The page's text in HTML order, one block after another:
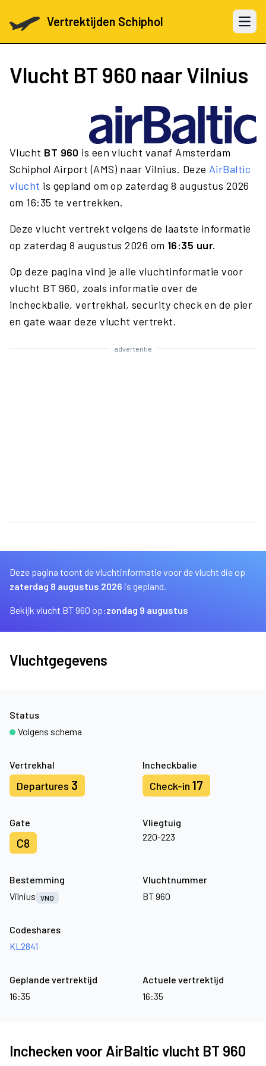
Vertrektijden Schiphol Open
Vlucht BT 960 naar Vilnius
Vlucht BT 960 is een vlucht vanaf Amsterdam
Schiphol Airport (AMS) naar Vilnius. Deze AirBaltic
vlucht is gepland om op zaterdag 8 augustus 2026
om 16:35 te vertrekken.
Deze vlucht vertrekt volgens de laatste informatie
op zaterdag 8 augustus 2026 om 16:35 uur.
Op deze pagina vind je alle vluchtinformatie voor
vlucht BT 960, zoals informatie over de
incheckbalie, vertrekhal, security check en de pier
en gate waar deze vlucht vertrekt.
advertentie
Deze pagina toont de vluchtinformatie voor de vlucht die op
zaterdag 8 augustus 2026 is gepland.
Bekijk vlucht BT 960 op:zondag 9 augustus
Vluchtgegevens
Vertrekhal
Departures 3
Incheckbalie
Check-in 17
Gate
C8
Vliegtuig
220-223
Status
Volgens schema
Bestemming
Vilnius
VNO
Vluchtnummer
BT 960
Codeshares
KL2841
Geplande vertrektijd
16:35
Actuele vertrektijd
16:35
Inchecken voor AirBaltic vlucht BT 960